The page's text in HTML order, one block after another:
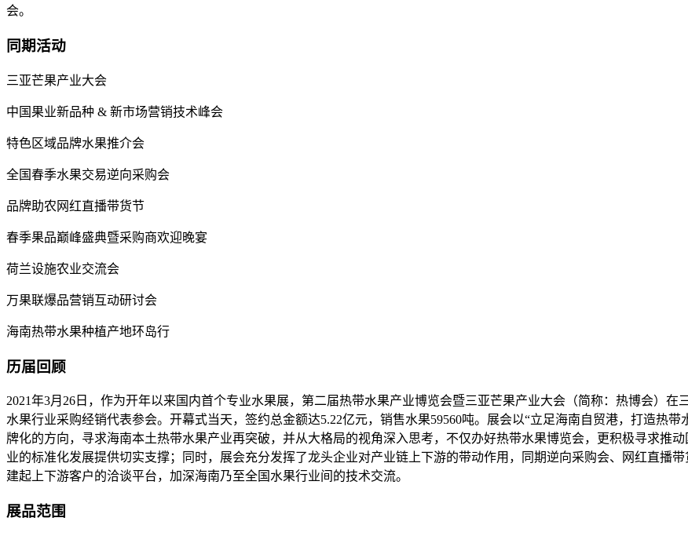
会。
同期活动
三亚芒果产业大会
中国果业新品种 & 新市场营销技术峰会
特色区域品牌水果推介会
全国春季水果交易逆向采购会
品牌助农网红直播带货节
春季果品巅峰盛典暨采购商欢迎晚宴
荷兰设施农业交流会
万果联爆品营销互动研讨会
海南热带水果种植产地环岛行
历届回顾
2021年3月26日，作为开年以来国内首个专业水果展，第二届热带水果产业博览会暨三亚芒果产业大会（简称：热博会）在
水果行业采购经销代表参会。开幕式当天，签约总金额达5.22亿元，销售水果59560吨。展会以“立足海南自贸港，打造热
牌化的方向，寻求海南本土热带水果产业再突破，并从大格局的视角深入思考，不仅办好热带水果博览会，更积极寻求推
业的标准化发展提供切实支撑；同时，展会充分发挥了龙头企业对产业链上下游的带动作用，同期逆向采购会、网红直播
建起上下游客户的洽谈平台，加深海南乃至全国水果行业间的技术交流。
展品范围